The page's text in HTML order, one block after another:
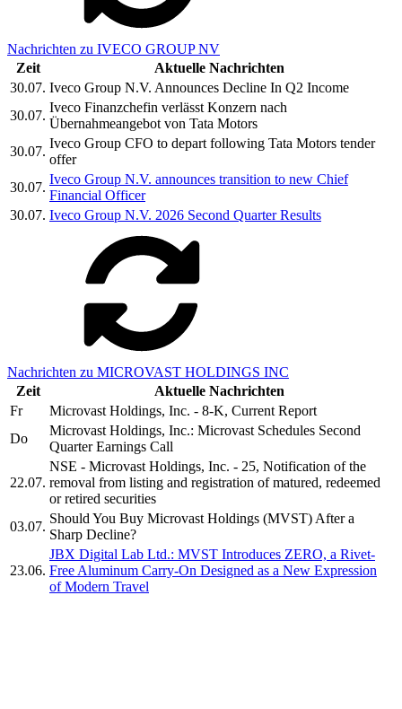
Nachrichten zu IVECO GROUP NV
Zeit
Aktuelle Nachrichten
30.07. Iveco Group N.V. Announces Decline In Q2 Income
30.07.
Iveco Finanzchefin verlässt Konzern nach
Übernahmeangebot von Tata Motors
30.07.
Iveco Group CFO to depart following Tata Motors tender
offer
30.07.
Iveco Group N.V. announces transition to new Chief
Financial Officer
30.07. Iveco Group N.V. 2026 Second Quarter Results
Nachrichten zu MICROVAST HOLDINGS INC
Zeit
Aktuelle Nachrichten
Fr
Microvast Holdings, Inc. - 8-K, Current Report
Do
Microvast Holdings, Inc.: Microvast Schedules Second
Quarter Earnings Call
22.07.
NSE - Microvast Holdings, Inc. - 25, Notification of the
removal from listing and registration of matured, redeemed
or retired securities
03.07.
Should You Buy Microvast Holdings (MVST) After a
Sharp Decline?
23.06.
JBX Digital Lab Ltd.: MVST Introduces ZERO, a Rivet-
Free Aluminum Carry-On Designed as a New Expression
of Modern Travel